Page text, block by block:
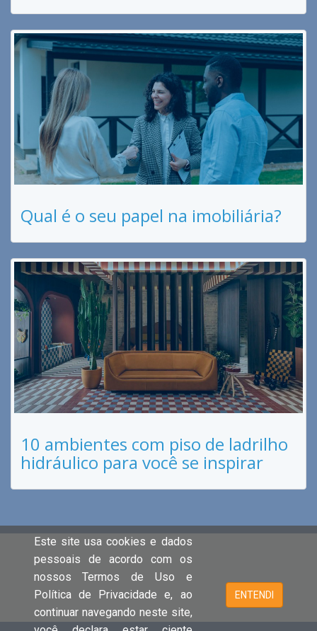
Qual é o seu papel na imobiliária?
10 ambientes com piso de ladrilho
hidráulico para você se inspirar
Este site usa cookies e dados
pessoais de acordo com os
nossos Termos de Uso e
Política de Privacidade e, ao
continuar navegando neste site,
ENTENDI